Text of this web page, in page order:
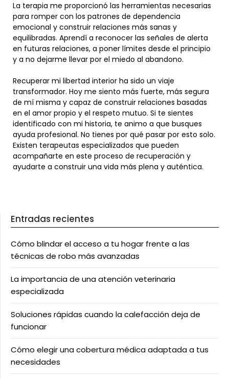
La terapia me proporcionó las herramientas necesarias
para romper con los patrones de dependencia
emocional y construir relaciones más sanas y
equilibradas. Aprendí a reconocer las señales de alerta
en futuras relaciones, a poner límites desde el principio
y a no dejarme llevar por el miedo al abandono.
Recuperar mi libertad interior ha sido un viaje
transformador. Hoy me siento más fuerte, más segura
de mí misma y capaz de construir relaciones basadas
en el amor propio y el respeto mutuo. Si te sientes
identificado con mi historia, te animo a que busques
ayuda profesional. No tienes por qué pasar por esto solo.
Existen terapeutas especializados que pueden
acompañarte en este proceso de recuperación y
ayudarte a construir una vida más plena y auténtica.
Entradas recientes
Cómo blindar el acceso a tu hogar frente a las
técnicas de robo más avanzadas
La importancia de una atención veterinaria
especializada
Soluciones rápidas cuando la calefacción deja de
funcionar
Cómo elegir una cobertura médica adaptada a tus
necesidades